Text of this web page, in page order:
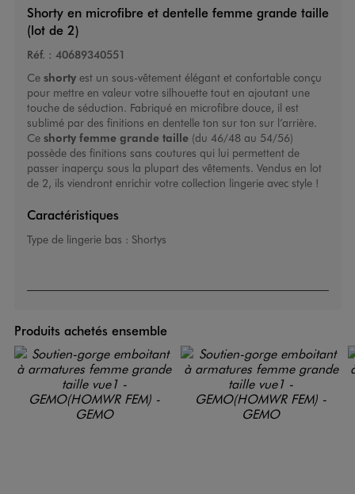
Shorty en microfibre et dentelle femme grande taille
(lot de 2)
Réf. : 40689340551
Ce shortyest un sous-vêtement élégant et confortable conçu
pour mettre en valeur votre silhouette tout en ajoutant une
touche de séduction. Fabriqué en microfibre douce, il est
sublimé par des finitions en dentelle ton sur ton sur l’arrière.
Ce shorty femme grande taille(du 46/48 au 54/56)
possède des finitions sans coutures qui lui permettent de
passer inaperçu sous la plupart des vêtements. Vendus en lot
de 2, ils viendront enrichir votre collection lingerie avec style !
Caractéristiques
Type de lingerie bas : Shortys
Produits achetés ensemble